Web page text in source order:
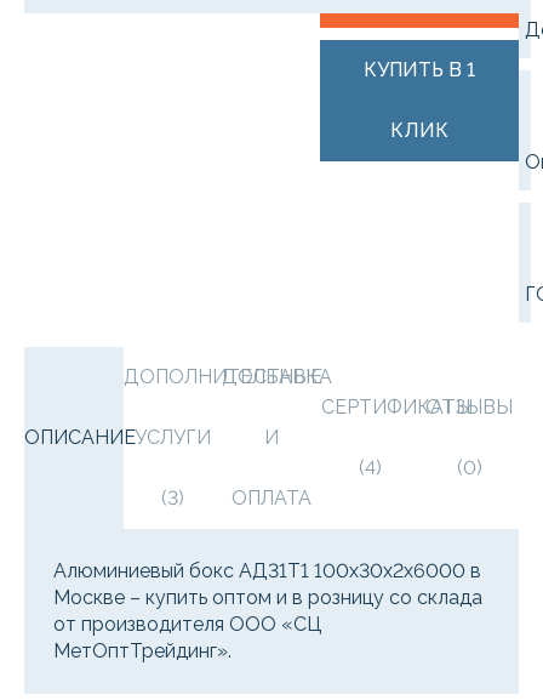
КУПИТЬ В 1
КЛИК
ОПИСАНИЕ
ДОПОЛНИТЕЛЬНЫЕ
УСЛУГИ
(3)
ДОСТАВКА
И
ОПЛАТА
СЕРТИФИКАТЫ
(4)
ОТЗЫВЫ
(0)
Алюминиевый бокс АД31Т1 100х30х2х6000 в
Москве – купить оптом и в розницу со склада
от производителя ООО «СЦ
МетОптТрейдинг».